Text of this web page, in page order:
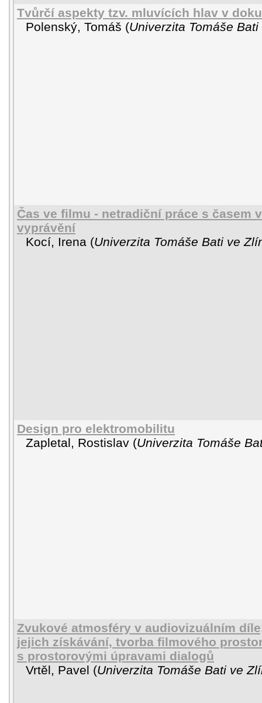
Tvůrčí aspekty tzv. mluvících hlav v
Polenský, Tomáš (Univerzita Tomáše
Čas ve filmu - netradiční práce s časem
vyprávění
Kocí, Irena (Univerzita Tomáše Bati ve
Design pro elektromobilitu
Zapletal, Rostislav (Univerzita Tomáše
Zvukové atmosféry v audiovizuálním
jejich získávání, tvorba filmového
s prostorovými úpravami dialogů
Vrtěl, Pavel (Univerzita Tomáše Bati ve